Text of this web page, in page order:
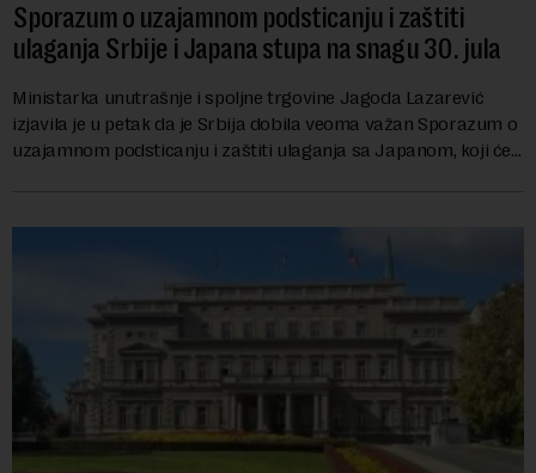
Sporazum o uzajamnom podsticanju i zaštiti
ulaganja Srbije i Japana stupa na snagu 30. jula
Ministarka unutrašnje i spoljne trgovine Jagoda Lazarević
izjavila je u petak da je Srbija dobila veoma važan Sporazum o
uzajamnom podsticanju i zaštiti ulaganja sa Japanom, koji će